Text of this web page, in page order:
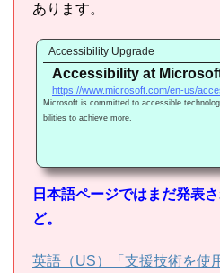
あります。
Accessibility Upgrade
Accessibility at
https://www.microsoft.com/en-us/
Microsoft is committed to accessible
bilities to achieve more.
日本語ページではまだ発表
ど。
英語（US）「支援技術を使